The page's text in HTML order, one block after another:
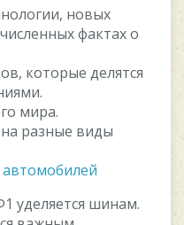
новых
фактах о
которые делятся
мира.
разные виды
уделяется шинам.